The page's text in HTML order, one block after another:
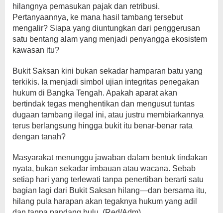
hilangnya pemasukan pajak dan retribusi.
Pertanyaannya, ke mana hasil tambang tersebut
mengalir? Siapa yang diuntungkan dari penggerusan
satu bentang alam yang menjadi penyangga ekosistem
kawasan itu?
Bukit Saksan kini bukan sekadar hamparan batu yang
terkikis. Ia menjadi simbol ujian integritas penegakan
hukum di Bangka Tengah. Apakah aparat akan
bertindak tegas menghentikan dan mengusut tuntas
dugaan tambang ilegal ini, atau justru membiarkannya
terus berlangsung hingga bukit itu benar-benar rata
dengan tanah?
Masyarakat menunggu jawaban dalam bentuk tindakan
nyata, bukan sekadar imbauan atau wacana. Sebab
setiap hari yang terlewati tanpa penertiban berarti satu
bagian lagi dari Bukit Saksan hilang—dan bersama itu,
hilang pula harapan akan tegaknya hukum yang adil